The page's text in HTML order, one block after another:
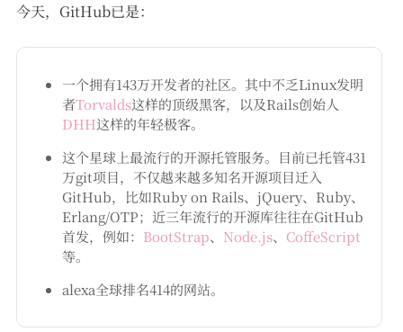
今天，GitHub已是：
一个拥有143万开发者的社区。其中不乏Linux发明
者Torvalds这样的顶级黑客，以及Rails创始人
DHH这样的年轻极客。
这个星球上最流行的开源托管服务。目前已托管431
万git项目，不仅越来越多知名开源项目迁入
GitHub，比如Ruby on Rails、jQuery、Ruby、
Erlang/OTP；近三年流行的开源库往往在GitHub
首发，例如： BootStrap、 Node.js、 CoffeScript
等。
alexa全球排名414的网站。